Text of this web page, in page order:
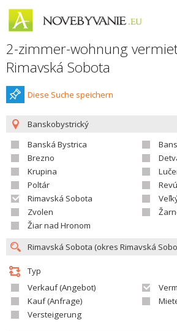
2-zimmer-wohnung
Rimavská Sobota
Diese Suche speichern
Banskobystrický
Banská Bystrica
Brezno
Krupina
Poltár
Rimavská Sobota
Zvolen
Žiar nad Hronom
Typ
Verkauf (Angebot)
Kauf (Anfrage)
Versteigerung